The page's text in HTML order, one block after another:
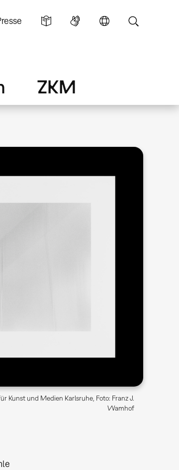
ZKM
Kunst und Medien Karlsruhe, Foto: Franz J.
Wamhof